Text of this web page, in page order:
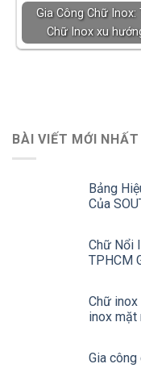
Gia Công Chữ Inox:
Chữ Inox xu
BÀI VIẾT MỚI NHẤT
Bảng
Của
Chữ Nổi
TPHCM
Chữ
inox mặt
Gia